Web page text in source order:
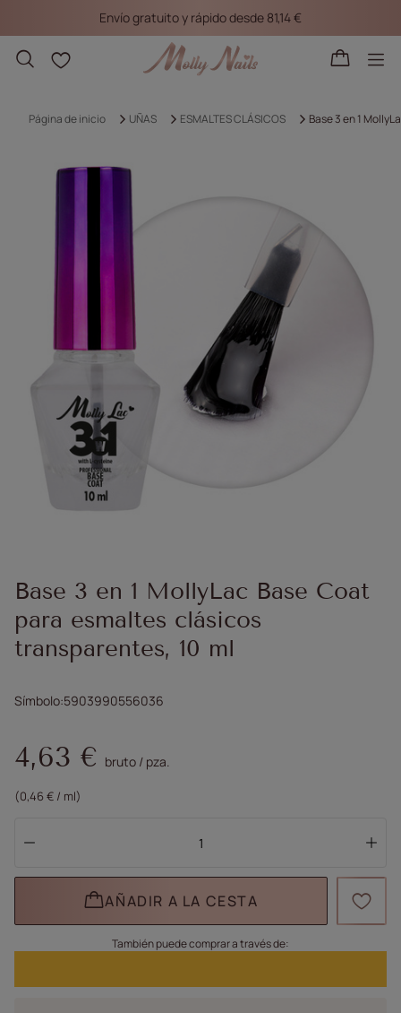
Envío gratuito y rápido desde 81,14 €
Listas de la compra
Página de inicio UÑAS ESMALTES CLÁSICOS Base 3 en 1
Base 3 en 1 MollyLac Base Coat
para esmaltes clásicos
transparentes, 10 ml
Símbolo 5903990556036
4,63 € bruto / pza.
(0,46 € / ml)
AÑADIR A LA CESTA
También puede comprar a través de: